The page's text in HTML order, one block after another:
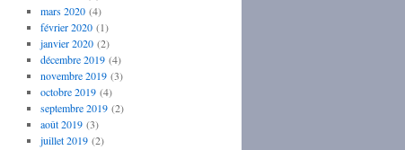
mars 2020(4)
février 2020(1)
janvier 2020(2)
décembre 2019(4)
novembre 2019(3)
octobre 2019(4)
septembre 2019(2)
août 2019(3)
juillet 2019(2)